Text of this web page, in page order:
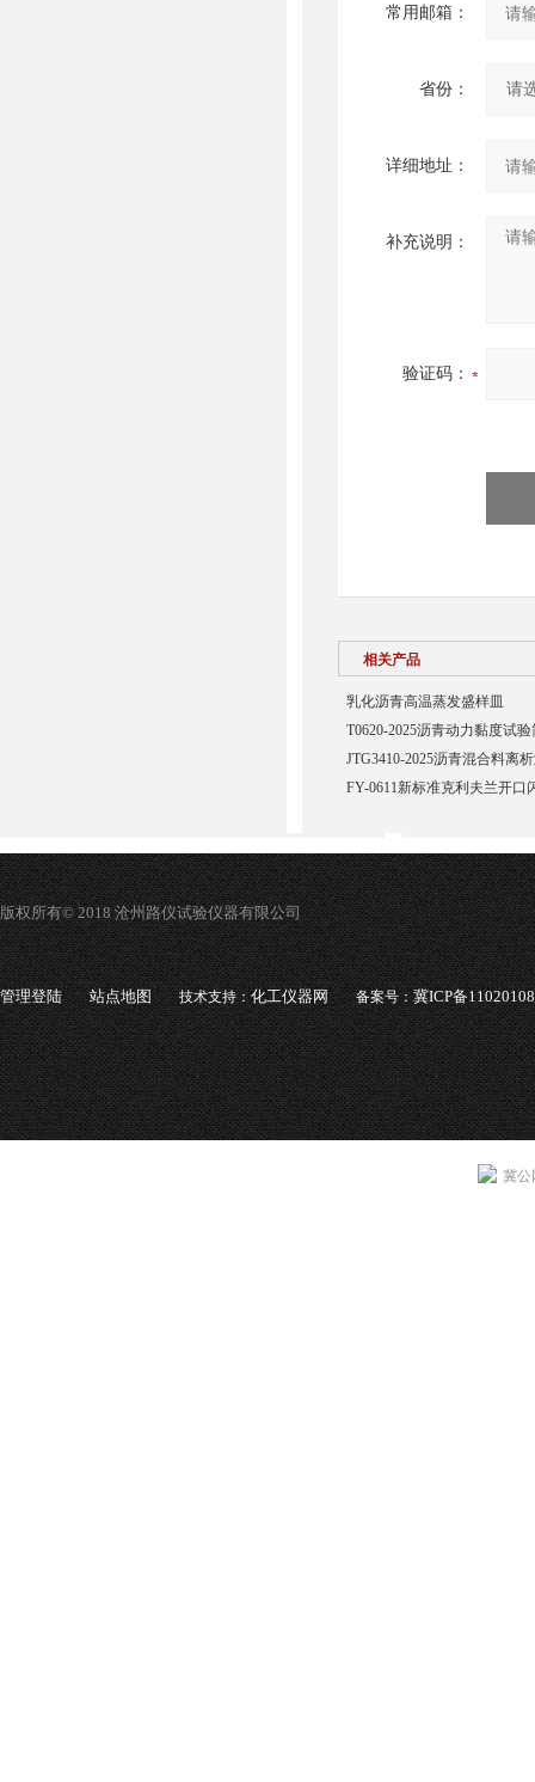
常用邮箱：
省份：
详细地址：
补充说明：
验证码：
相关产品
乳化沥青高温蒸发盛样皿
T0620-2025沥青动力黏度试
JTG3410-2025沥青混合料离
FY-0611新标准克利夫兰开口
版权所有© 2018 沧州路仪试验仪器有限公司
管理登陆 站点地图 技术支持：化工仪器网 备案号：冀ICP备
冀公